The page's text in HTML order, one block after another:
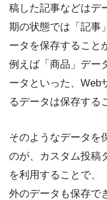
稿した記事などはデ
期の状態では「記事
ータを保存すること
例えば「商品」デー
ータといった、Web
るデータは保存する
そのようなデータを
のが、カスタム投稿
を利用することで、
外のデータも保存で